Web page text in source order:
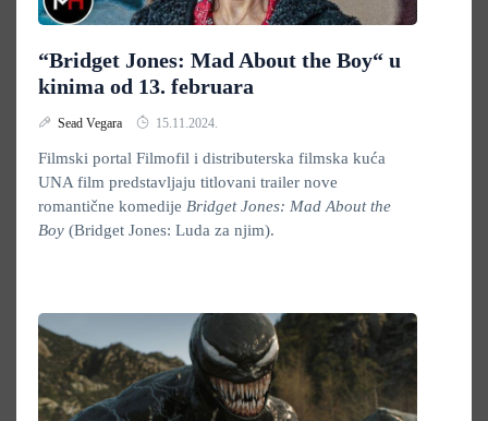
“Bridget Jones: Mad About the Boy“ u
kinima od 13. februara
Sead Vegara 15.11.2024.
Filmski portal Filmofil i distributerska filmska kuća
UNA film predstavljaju titlovani trailer nove
romantične komedije Bridget Jones: Mad About the
Boy (Bridget Jones: Luda za njim).